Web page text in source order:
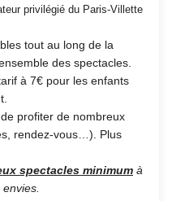
privilégié du Paris-Villette
tout au long de la
des spectacles.
à 7€ pour les enfants
profiter de nombreux
rendez-vous…). Plus
spectacles minimum à
envies.